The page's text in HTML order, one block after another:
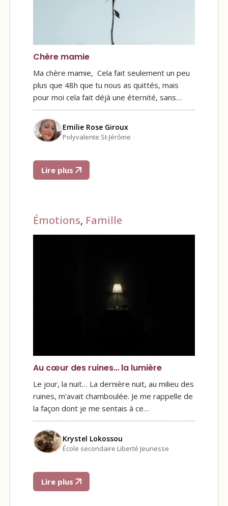
Chère mamie
Ma chère mamie, Cela fait seulement un peu
plus que 48h que tu nous as quittés, mais
pour moi cela fait déjà une éternité, sans…
Emilie Rose Giroux
Polyvalente St-Jérôme
Lire plus
Émotions, Famille
Au cœur des ruines… la lumière
Le jour, la nuit… La dernière nuit, au milieu des
ruines, m’avait chamboulée. Je me rappelle de
la façon dont je me sentais à ce…
Krystel Lokossou
École secondaire Liberté Jeunesse
Lire plus